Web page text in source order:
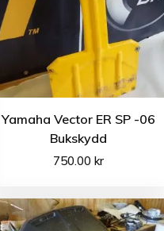
Yamaha Vector ER SP -06
Bukskydd
750.00 kr